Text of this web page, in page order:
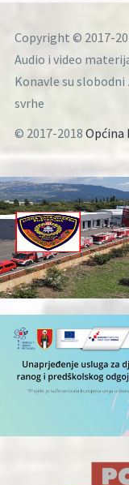
Copyright © 2017-
Audio i video
Konavle su
svrhe
© 2017-2018 Općina